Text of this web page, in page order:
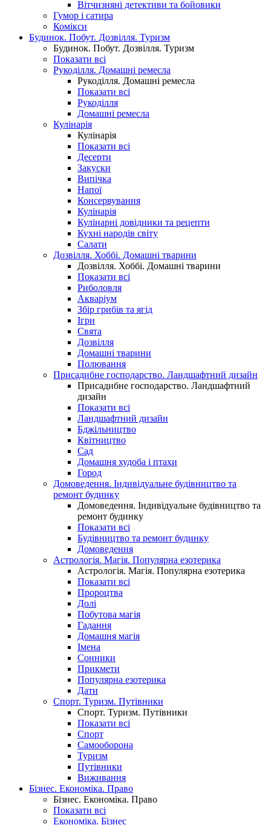
Вітчизняні детективи та бойовики
Гумор і сатира
Комікси
Будинок. Побут. Дозвілля. Туризм
Будинок. Побут. Дозвілля. Туризм
Показати всі
Рукоділля. Домашні ремесла
Рукоділля. Домашні ремесла
Показати всі
Рукоділля
Домашні ремесла
Кулінарія
Кулінарія
Показати всі
Десерти
Закуски
Випічка
Напої
Консервування
Кулінарія
Кулінарні довідники та рецепти
Кухні народів світу
Салати
Дозвілля. Хоббі. Домашні тварини
Дозвілля. Хоббі. Домашні тварини
Показати всі
Риболовля
Акваріум
Збір грибів та ягід
Ігри
Свята
Дозвілля
Домашні тварини
Полювання
Присадибне господарство. Ландшафтний дизайн
Присадибне господарство. Ландшафтний
дизайн
Показати всі
Ландшафтний дизайн
Бджільництво
Квітництво
Сад
Домашня худоба і птахи
Город
Домоведення. Індивідуальне будівництво та
ремонт будинку
Домоведення. Індивідуальне будівництво та
ремонт будинку
Показати всі
Будівництво та ремонт будинку
Домоведення
Астрологія. Магія. Популярна езотерика
Астрологія. Магія. Популярна езотерика
Показати всі
Пророцтва
Долі
Побутова магія
Гадання
Домашня магія
Імена
Сонники
Прикмети
Популярна езотерика
Дати
Спорт. Туризм. Путівники
Спорт. Туризм. Путівники
Показати всі
Спорт
Самооборона
Туризм
Путівники
Виживання
Бізнес. Економіка. Право
Бізнес. Економіка. Право
Показати всі
Економіка. Бізнес